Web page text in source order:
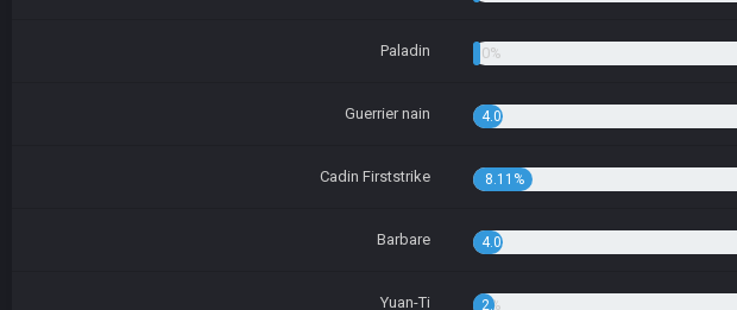
Paladin 1.35%
Guerrier nain 4.05%
Cadin Firststrike 8.11%
Barbare 4.05%
Yuan-Ti 2.70%